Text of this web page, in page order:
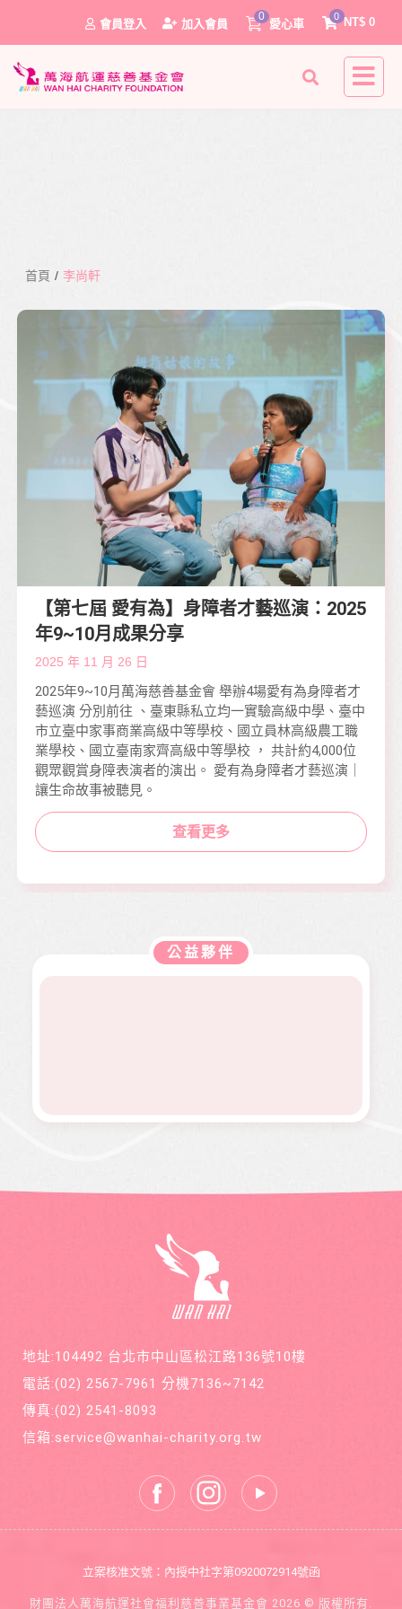
會員登入 加入會員
0
愛心車 NT$ 0
0
首頁 / 李尚軒
【第七屆 愛有為】身障者才藝巡演：2025
年9~10月成果分享
2025 年 11 月 26 日
2025年9~10月萬海慈善基金會 舉辦4場愛有為身障者才
藝巡演 分別前往 、臺東縣私立均一實驗高級中學、臺中
市立臺中家事商業高級中等學校、國立員林高級農工職
業學校、國立臺南家齊高級中等學校 ， 共計約4,000位
觀眾觀賞身障表演者的演出。 愛有為身障者才藝巡演｜
讓生命故事被聽見。
查看更多
公益夥伴
地址:104492 台北市中山區松江路136號10樓
電話:(02) 2567-7961 分機7136~7142
傳真:(02) 2541-8093
信箱:service@wanhai-charity.org.tw
財團法人萬海航運社會福利慈善事業基金會 2026 © 版權所有.
立案核准文號：內授中社字第0920072914號函